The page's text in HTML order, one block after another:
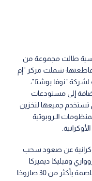
طالت مجموعة من
شملت مركز "إم
لشركة "نوفا بوشتا"،
إلى مستودعات
تستخدم جميعها لتخزين
الـروبوتية
عن صعود سحب
وفيليكا ديميركا
وفاستوف وبوتشان، جراء استهداف الـعاصمة بأكثر من 30 صاروخا